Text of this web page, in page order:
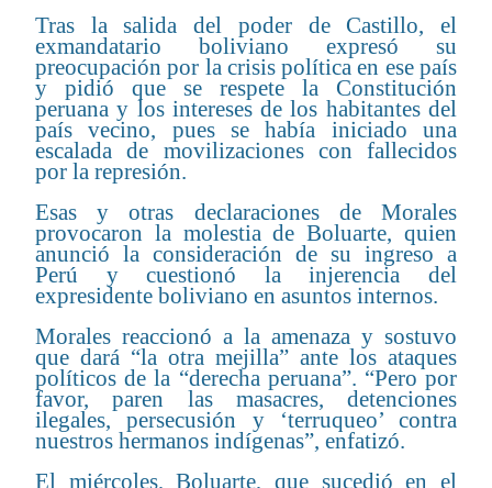
Tras la salida del poder de Castillo, el
exmandatario boliviano expresó su
preocupación por la crisis política en ese país
y pidió que se respete la Constitución
peruana y los intereses de los habitantes del
país vecino, pues se había iniciado una
escalada de movilizaciones con fallecidos
por la represión.
Esas y otras declaraciones de Morales
provocaron la molestia de Boluarte, quien
anunció la consideración de su ingreso a
Perú y cuestionó la injerencia del
expresidente boliviano en asuntos internos.
Morales reaccionó a la amenaza y sostuvo
que dará “la otra mejilla” ante los ataques
políticos de la “derecha peruana”. “Pero por
favor, paren las masacres, detenciones
ilegales, persecusión y ‘terruqueo’ contra
nuestros hermanos indígenas”, enfatizó.
El miércoles, Boluarte, que sucedió en el